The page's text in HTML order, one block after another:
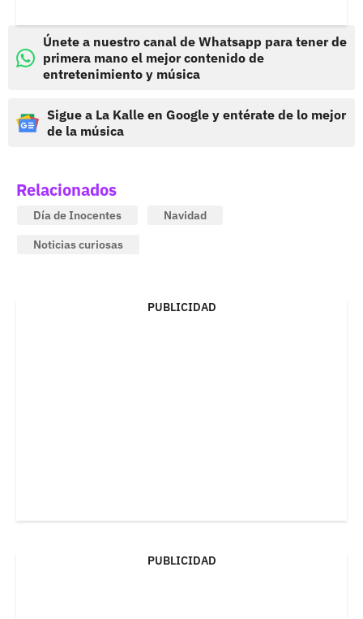
Únete a nuestro canal de Whatsapp para tener de
primera mano el mejor contenido de
entretenimiento y música
Sigue a La Kalle en Google y entérate de lo mejor
de la música
Relacionados
Día de Inocentes
Navidad
Noticias curiosas
PUBLICIDAD
PUBLICIDAD